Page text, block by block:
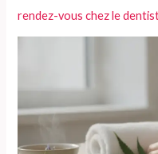
rendez-vous chez le